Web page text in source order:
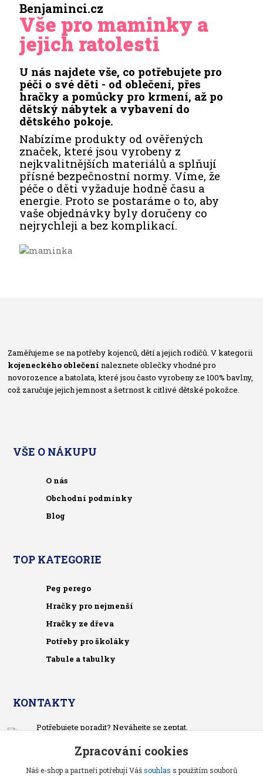
Benjaminci.cz
Vše pro maminky a
jejich ratolesti
U nás najdete vše, co potřebujete pro
péči o své děti - od oblečení, přes
hračky a pomůcky pro krmení, až po
dětský nábytek a vybavení do
dětského pokoje.
Nabízíme produkty od ověřených
značek, které jsou vyrobeny z
nejkvalitnějších materiálů a splňují
přísné bezpečnostní normy. Víme, že
péče o děti vyžaduje hodně času a
energie. Proto se postaráme o to, aby
vaše objednávky byly doručeny co
nejrychleji a bez komplikací.
Zaměřujeme se na potřeby kojenců, dětí a jejich rodičů. V kategorii
kojeneckého oblečení naleznete oblečky vhodné pro
novorozence a batolata, které jsou často vyrobeny ze 100% bavlny,
což zaručuje jejich jemnost a šetrnost k citlivé dětské pokožce.
VŠE O NÁKUPU
O nás
Obchodní podmínky
Blog
TOP KATEGORIE
Peg perego
Hračky pro nejmenší
Hračky ze dřeva
Potřeby pro školáky
Tabule a tabulky
KONTAKTY
Potřebujete poradit? Neváhejte se zeptat.
Po-čt, po 13 hodině
pietrasova.p@seznam.cz
Zpracování cookies
Náš e-shop a partneři potřebují Vášsouhlas s použitím souborů